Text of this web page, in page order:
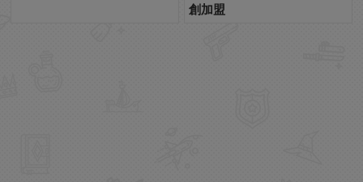
創加盟